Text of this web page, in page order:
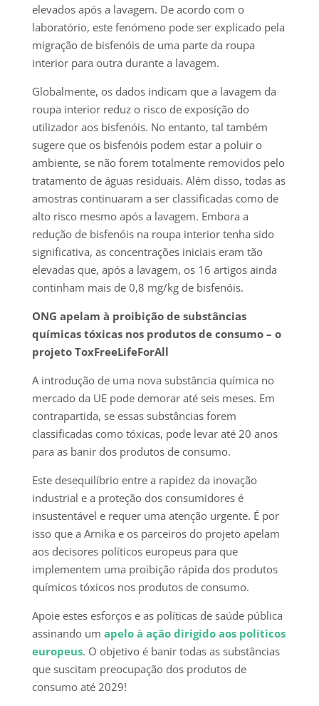
elevados após a lavagem. De acordo com o
laboratório, este fenómeno pode ser explicado pela
migração de bisfenóis de uma parte da roupa
interior para outra durante a lavagem.
Globalmente, os dados indicam que a lavagem da
roupa interior reduz o risco de exposição do
utilizador aos bisfenóis. No entanto, tal também
sugere que os bisfenóis podem estar a poluir o
ambiente, se não forem totalmente removidos pelo
tratamento de águas residuais. Além disso, todas as
amostras continuaram a ser classificadas como de
alto risco mesmo após a lavagem. Embora a
redução de bisfenóis na roupa interior tenha sido
significativa, as concentrações iniciais eram tão
elevadas que, após a lavagem, os 16 artigos ainda
continham mais de 0,8 mg/kg de bisfenóis.
ONG apelam à proibição de substâncias
químicas tóxicas nos produtos de consumo – o
projeto ToxFreeLifeForAll
A introdução de uma nova substância química no
mercado da UE pode demorar até seis meses. Em
contrapartida, se essas substâncias forem
classificadas como tóxicas, pode levar até 20 anos
para as banir dos produtos de consumo.
Este desequilíbrio entre a rapidez da inovação
industrial e a proteção dos consumidores é
insustentável e requer uma atenção urgente. É por
isso que a Arnika e os parceiros do projeto apelam
aos decisores políticos europeus para que
implementem uma proibição rápida dos produtos
químicos tóxicos nos produtos de consumo.
Apoie estes esforços e as políticas de saúde pública
assinando um apelo à ação dirigido aos políticos
europeus. O objetivo é banir todas as substâncias
que suscitam preocupação dos produtos de
consumo até 2029!